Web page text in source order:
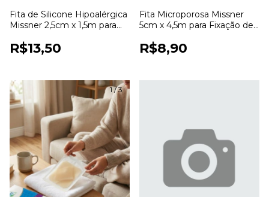
Fita de Silicone Hipoalérgica
Missner 2,5cm x 1,5m para
R$13,50
Fita Microporosa Missner
5cm x 4,5m para Fixação de
R$8,90
1/3